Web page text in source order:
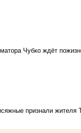
Чубко ждёт
признали жителя